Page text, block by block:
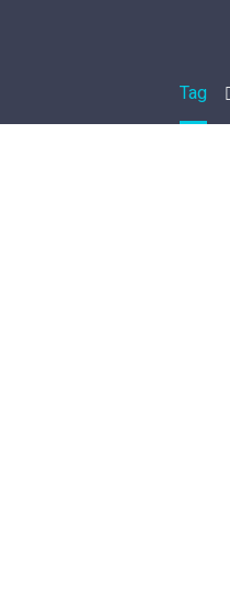
Tag